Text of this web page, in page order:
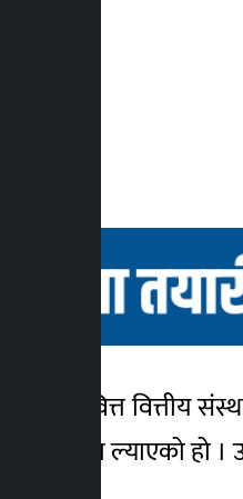
उत्थान लघुवित्त
सञ्चालनमा ल्याएको